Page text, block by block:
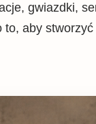
gwiazdki,
to, aby